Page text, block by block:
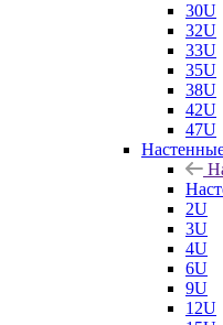
30U
32U
33U
35U
38U
42U
47U
2U
3U
4U
6U
9U
12U